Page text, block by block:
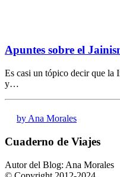
Apuntes sobre el
Es casi un tópico decir que la
y…
by Ana Morales
Cuaderno de Viajes
Autor del Blog: Ana Morales